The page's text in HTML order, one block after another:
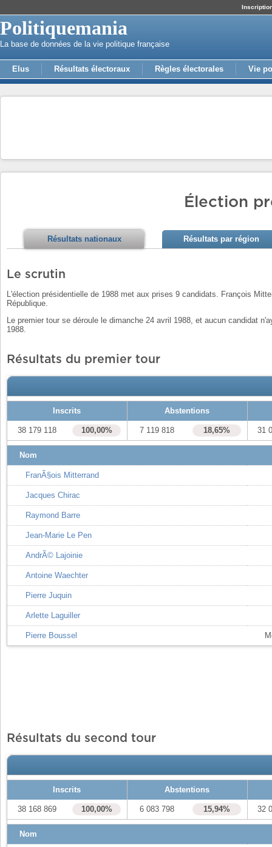
Politiquemania
La base de données de la vie politique française
Elus Résultats électoraux Règles électorales Vie
Élection
Résultats nationaux Résultats par région
Le scrutin
L'élection présidentielle de 1988 met aux prises 9 candidats. François
République.
Le premier tour se déroule le dimanche 24 avril 1988, et aucun candidat
1988.
Résultats du premier tour
Inscrits Abstentions
38 179 118 100,00% 7 119 818 18,65% 31
Nom
FranÃ§ois Mitterrand
Jacques Chirac
Raymond Barre
Jean-Marie Le Pen
AndrÃ© Lajoinie
Antoine Waechter
Pierre Juquin
Arlette Laguiller
Pierre Boussel
Résultats du second tour
Inscrits Abstentions
38 168 869 100,00% 6 083 798 15,94% 32
Nom